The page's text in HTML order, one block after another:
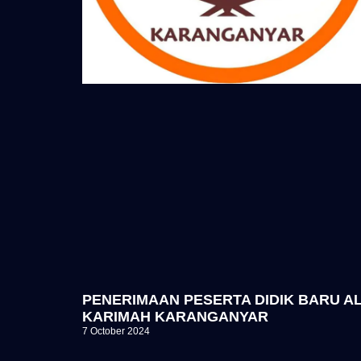
PENERIMAAN PESERTA DIDIK BARU
KARIMAH KARANGANYAR
7 October 2024